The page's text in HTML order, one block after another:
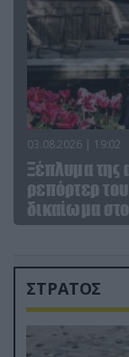
03.08.2026 | 19:02
Ξέπλυμα της
ρεπόρτερ
δικαίωμα
ΣΤΡΑΤΟΣ